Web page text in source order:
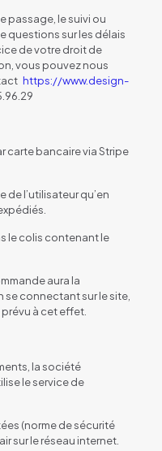
passage, le suivi ou
questions sur les délais
de votre droit de
vous pouvez nous
https://www.design-
carte bancaire via Stripe
de l’utilisateur qu’en
le colis contenant le
aura la
se connectant sur le site,
à cet effet.
la société
le service de
(norme de sécurité
sur le réseau internet.